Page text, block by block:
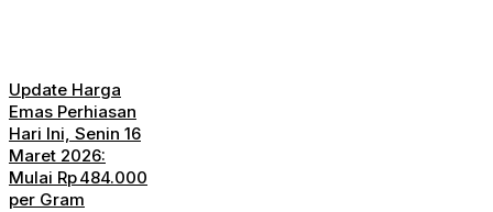
Update Harga
Emas Perhiasan
Hari Ini, Senin 16
Maret 2026:
Mulai Rp 484.000
per Gram